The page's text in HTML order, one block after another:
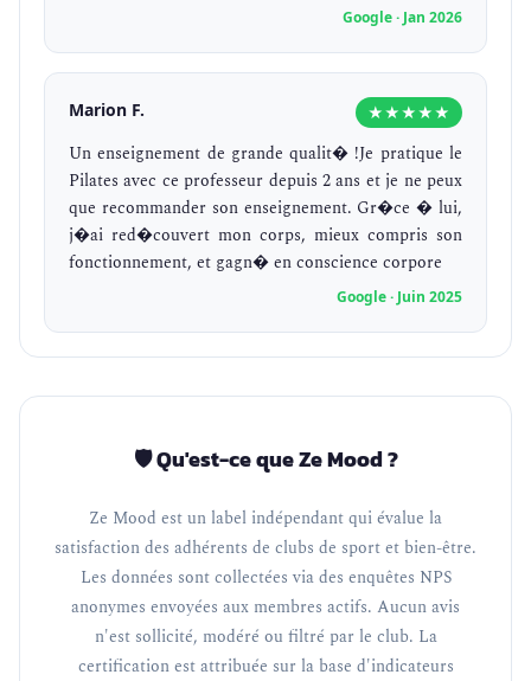
Google · Jan 2026
Marion F. ★★★★★
Un enseignement de grande qualit� !Je pratique le
Pilates avec ce professeur depuis 2 ans et je ne peux
que recommander son enseignement. Gr�ce � lui,
j�ai red�couvert mon corps, mieux compris son
fonctionnement, et gagn� en conscience corpore
Google · Juin 2025
🛡️ Qu'est-ce que Ze Mood ?
Ze Mood est un label indépendant qui évalue la
satisfaction des adhérents de clubs de sport et bien-être.
Les données sont collectées via des enquêtes NPS
anonymes envoyées aux membres actifs. Aucun avis
n'est sollicité, modéré ou filtré par le club. La
certification est attribuée sur la base d'indicateurs